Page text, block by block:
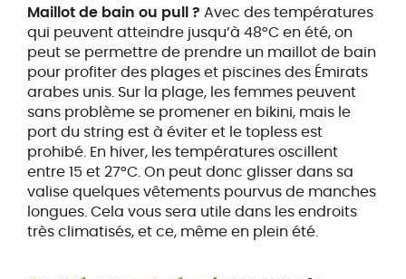
Maillot de bain ou pull ? Avec des températures
qui peuvent atteindre jusqu’à 48°C en été, on
peut se permettre de prendre un maillot de bain
pour profiter des plages et piscines des Émirats
arabes unis. Sur la plage, les femmes peuvent
sans problème se promener en bikini, mais le
port du string est à éviter et le topless est
prohibé. En hiver, les températures oscillent
entre 15 et 27°C. On peut donc glisser dans sa
valise quelques vêtements pourvus de manches
longues. Cela vous sera utile dans les endroits
très climatisés, et ce, même en plein été.